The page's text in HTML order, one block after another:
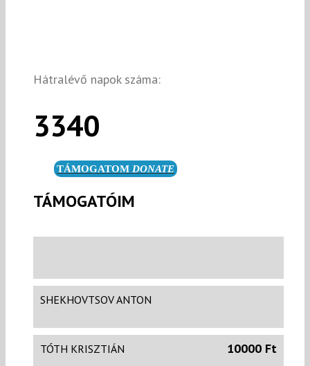
Hátralévő napok száma:
3340
TÁMOGATOM DONATE
TÁMOGATÓIM
SHEKHOVTSOV ANTON
TÓTH KRISZTIÁN 10000 Ft